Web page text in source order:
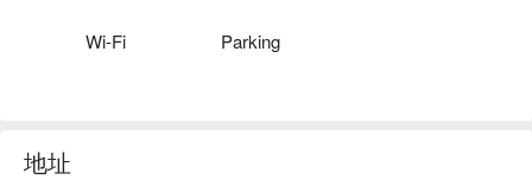
Wi-Fi Parking
地址